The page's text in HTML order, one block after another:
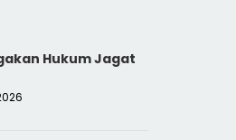
Hukum Jagat